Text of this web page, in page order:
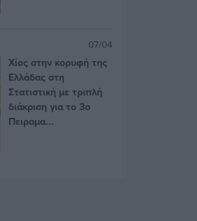
07/04
Χίος στην κορυφή της
Ελλάδας στη
Στατιστική με τριπλή
διάκριση για το 3ο
Πειραμα...